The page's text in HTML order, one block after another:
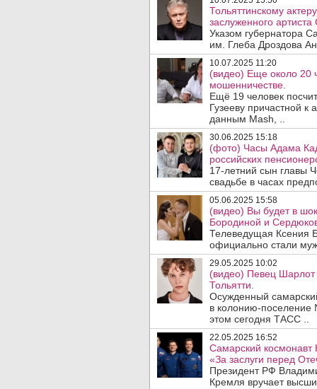
Тольяттинскому
заслуженного
Указом губернатора
им. Глеба Дроздова
10.07.2025 11:20
(видео) Еще около 20
мошенничестве.
Ещё 19 человек
Гузееву причастной
данным Mash, ..
30.06.2025 15:18
(фото) Часы Адама
российских
17-летний сын главы
свадьбе в часах
05.06.2025 15:58
(видео) Вы будет в
Бородиной и
Телеведущая Ксения
официально стали
29.05.2025 10:02
(видео) Певец Шарлот
Тольятти.
Осужденный
в колонию-
этом сегодня ТАСС ..
22.05.2025 16:52
Самарский
«За заслуги перед
Президент РФ
Кремля вручает